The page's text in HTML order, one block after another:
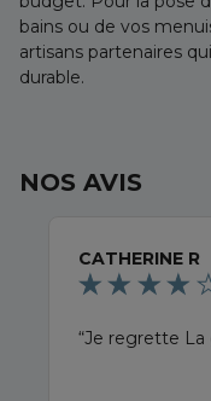
bains ou de vos
artisans partenaires
durable.
NOS AVIS
CATHERINE R
Je regrette La